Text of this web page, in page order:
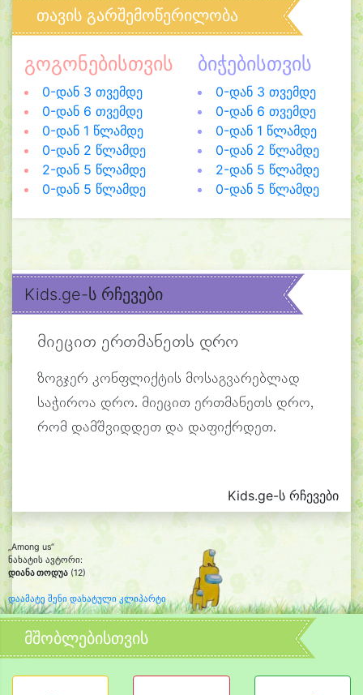
თავის გარშემოწერილობა
გოგონებისთვის
0-დან 3 თვემდე
0-დან 6 თვემდე
0-დან 1 წლამდე
0-დან 2 წლამდე
2-დან 5 წლამდე
0-დან 5 წლამდე
ბიჭებისთვის
0-დან 3 თვემდე
0-დან 6 თვემდე
0-დან 1 წლამდე
0-დან 2 წლამდე
2-დან 5 წლამდე
0-დან 5 წლამდე
Kids.ge-ს რჩევები
მიეცით ერთმანეთს დრო
ზოგჯერ კონფლიქტის მოსაგვარებლად
საჭიროა დრო. მიეცით ერთმანეთს დრო,
რომ დამშვიდდეთ და დაფიქრდეთ.
Kids.ge-ს რჩევები
„Among us“
ნახატის ავტორი:
დიანა თოდუა (12)
დაამატე შენი დახატული კლიპარტი
მშობლებისთვის